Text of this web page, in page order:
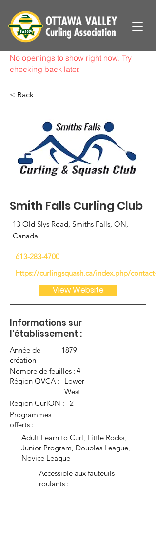
No openings to show right now. Try
checking back later.
< Back
Smith Falls Curling Club
13 Old Slys Road, Smiths Falls, ON,
Canada
613-283-4700
https://curlingsquash.ca/index.php/contact-
View Website
Informations sur
l'établissement :
Année de
création :
1879
Nombre de feuilles :4
Région OVCA :
Lower
West
Région CurlON :
2
Programmes
offerts :
Adult Learn to Curl, Little Rocks,
Junior Program, Doubles League,
Novice League
Accessible aux fauteuils
roulants :